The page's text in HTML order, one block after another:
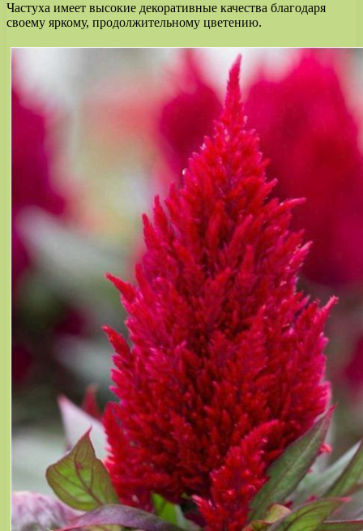
Частуха имеет высокие декоративные качества благодаря
своему яркому, продолжительному цветению.